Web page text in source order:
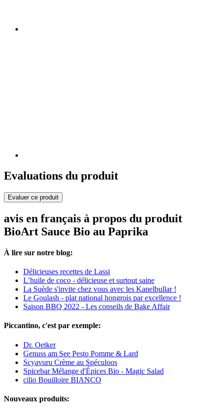
Evaluations du produit
Evaluer ce produit
avis en français à propos du produit
BioArt Sauce Bio au Paprika
À lire sur notre blog:
Délicieuses recettes de Lassi
L’huile de coco - délicieuse et surtout saine
La Suède s'invite chez vous avec les Kanelbullar !
Le Goulash - plat national hongrois par excellence !
Saison BBQ 2022 - Les conseils de Bake Affair
Piccantino, c'est par exemple:
Dr. Oetker
Genuss am See Pesto Pomme & Lard
Scyavuru Crème au Spéculoos
Spicebar Mélange d'Épices Bio - Magic Salad
cilio Bouilloire BIANCO
Nouveaux produits: